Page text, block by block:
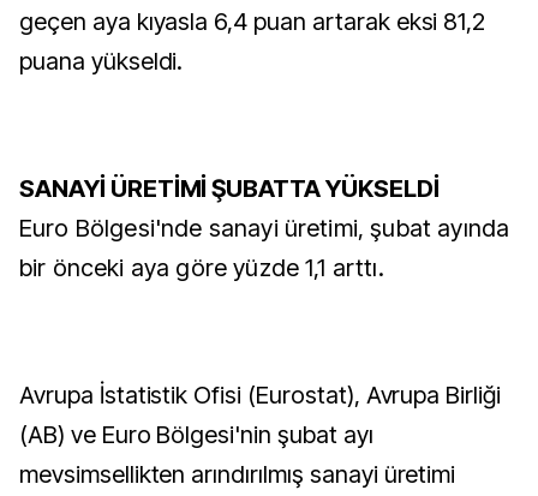
geçen aya kıyasla 6,4 puan artarak eksi 81,2
puana yükseldi.
SANAYİ ÜRETİMİ ŞUBATTA YÜKSELDİ
Euro Bölgesi'nde sanayi üretimi, şubat ayında
bir önceki aya göre yüzde 1,1 arttı.
Avrupa İstatistik Ofisi (Eurostat), Avrupa Birliği
(AB) ve Euro Bölgesi'nin şubat ayı
mevsimsellikten arındırılmış sanayi üretimi